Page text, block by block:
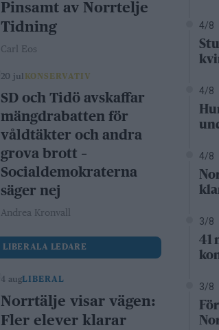
Pinsamt av Norrtelje
Tidning
Carl Eos
20 jul KONSERVATIV
SD och Tidö avskaffar
mängdrabatten för
våldtäkter och andra
grova brott –
Socialdemokraterna
säger nej
Andrea Kronvall
LIBERALA LEDARE
4 augLIBERAL
Norrtälje visar vägen:
Fler elever klarar
4/8
4/8
4/8
3/8
41
3/8